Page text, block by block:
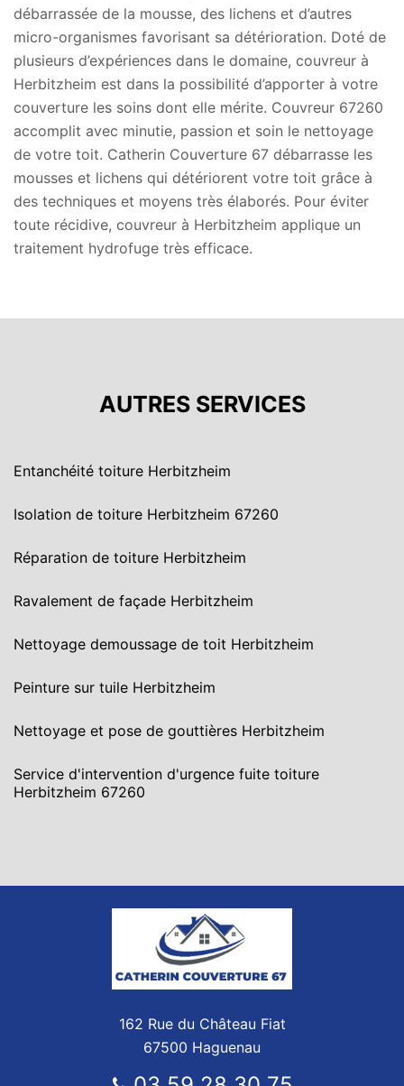
débarrassée de la mousse, des lichens et d’autres
micro-organismes favorisant sa détérioration. Doté de
plusieurs d’expériences dans le domaine, couvreur à
Herbitzheim est dans la possibilité d’apporter à votre
couverture les soins dont elle mérite. Couvreur 67260
accomplit avec minutie, passion et soin le nettoyage
de votre toit. Catherin Couverture 67 débarrasse les
mousses et lichens qui détériorent votre toit grâce à
des techniques et moyens très élaborés. Pour éviter
toute récidive, couvreur à Herbitzheim applique un
traitement hydrofuge très efficace.
AUTRES SERVICES
Entanchéité toiture Herbitzheim
Isolation de toiture Herbitzheim 67260
Réparation de toiture Herbitzheim
Ravalement de façade Herbitzheim
Nettoyage demoussage de toit Herbitzheim
Peinture sur tuile Herbitzheim
Nettoyage et pose de gouttières Herbitzheim
Service d'intervention d'urgence fuite toiture
Herbitzheim 67260
162 Rue du Château Fiat
67500 Haguenau